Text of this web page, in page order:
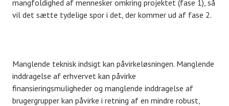
mangfoldighed af mennesker omkring projektet (fase 1), så
vil det sætte tydelige spor i det, der kommer ud af fase 2.
Manglende teknisk indsigt kan påvirkeløsningen. Manglende
inddragelse af erhvervet kan påvirke
finansieringsmuligheder og manglende inddragelse af
brugergrupper kan påvirke i retning af en mindre robust,